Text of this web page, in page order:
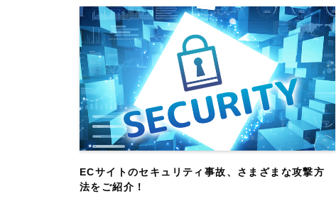
ECサイトのセキュリティ事故、さまざまな攻撃方
法をご紹介！